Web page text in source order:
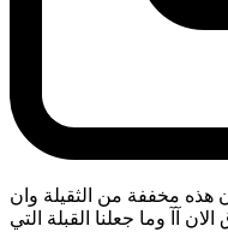
هذه مخففة من الثقيلة وان
آآ وما جعلنا القبلة التي